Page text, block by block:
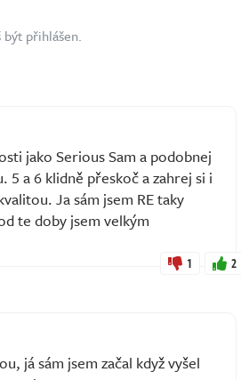
být přihlášen.
jako Serious Sam a podobnej
5 a 6 klidně přeskoč a zahrej si i
Ja sám jsem RE taky
te doby jsem velkým
1 2
já sám jsem začal když vyšel